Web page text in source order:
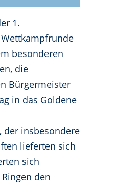
1.
besonderen
die
Bürgermeister
in das Goldene
der insbesondere
lieferten sich
sich
den